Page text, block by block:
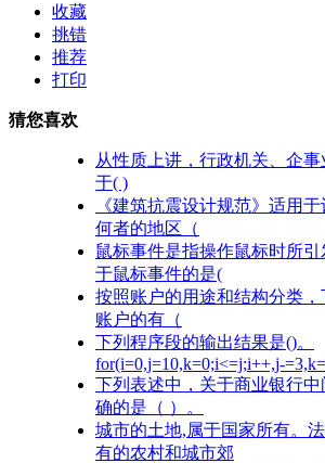
收藏
挑错
推荐
打印
猜您喜欢
从性质上讲，行政机关、企
于( )
《建筑抗震设计规范》适用
何者的地区（
鼠标事件是指操作鼠标时所
于鼠标事件的是(
按照账户的用途和结构分类
账户的有（
下列程序段的输出结果是()。
for(i=0,j=10,k=0;i<=j;i++,j-=3,k=
下列表述中，关于商业银行
确的是（ ）。
城市的土地,属于国家所有。
有的农村和城市郊